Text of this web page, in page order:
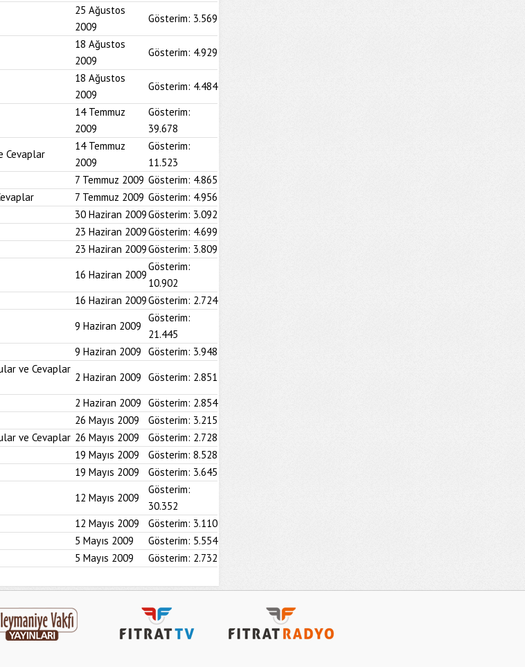
25 Ağustos
2009
Gösterim: 3.569
18 Ağustos
2009
Gösterim: 4.929
18 Ağustos
2009
Gösterim: 4.484
14 Temmuz
2009
Gösterim:
39.678
Cevaplar
14 Temmuz
2009
Gösterim:
11.523
7 Temmuz 2009 Gösterim: 4.865
7 Temmuz 2009 Gösterim: 4.956
30 Haziran 2009Gösterim: 3.092
23 Haziran 2009Gösterim: 4.699
23 Haziran 2009Gösterim: 3.809
16 Haziran 2009
Gösterim:
10.902
16 Haziran 2009Gösterim: 2.724
9 Haziran 2009
Gösterim:
21.445
9 Haziran 2009 Gösterim: 3.948
ve Cevaplar
2 Haziran 2009 Gösterim: 2.851
2 Haziran 2009 Gösterim: 2.854
26 Mayıs 2009 Gösterim: 3.215
ve Cevaplar 26 Mayıs 2009 Gösterim: 2.728
19 Mayıs 2009 Gösterim: 8.528
19 Mayıs 2009 Gösterim: 3.645
12 Mayıs 2009
Gösterim:
30.352
12 Mayıs 2009 Gösterim: 3.110
5 Mayıs 2009 Gösterim: 5.554
5 Mayıs 2009 Gösterim: 2.732